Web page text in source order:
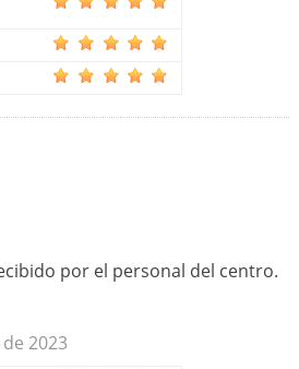
por el personal del centro.
2023